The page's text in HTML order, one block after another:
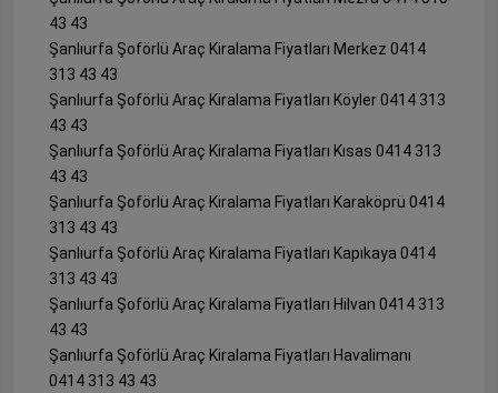
43 43
Şanlıurfa Şoförlü Araç Kiralama Fiyatları Merkez 0414
313 43 43
Şanlıurfa Şoförlü Araç Kiralama Fiyatları Köyler 0414 313
43 43
Şanlıurfa Şoförlü Araç Kiralama Fiyatları Kısas 0414 313
43 43
Şanlıurfa Şoförlü Araç Kiralama Fiyatları Karaköprü 0414
313 43 43
Şanlıurfa Şoförlü Araç Kiralama Fiyatları Kapıkaya 0414
313 43 43
Şanlıurfa Şoförlü Araç Kiralama Fiyatları Hilvan 0414 313
43 43
Şanlıurfa Şoförlü Araç Kiralama Fiyatları Havalimanı
0414 313 43 43